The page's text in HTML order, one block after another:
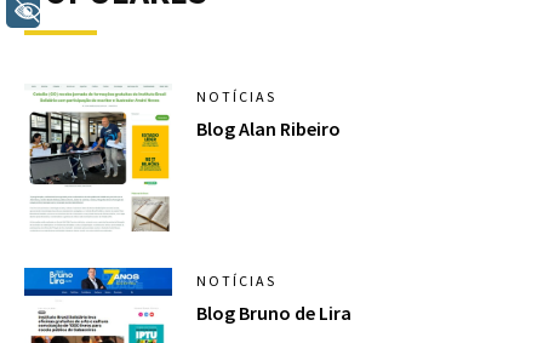
NOTÍCIAS
Blog Alan Ribeiro
NOTÍCIAS
Blog Bruno de Lira
+ Acessibilidade